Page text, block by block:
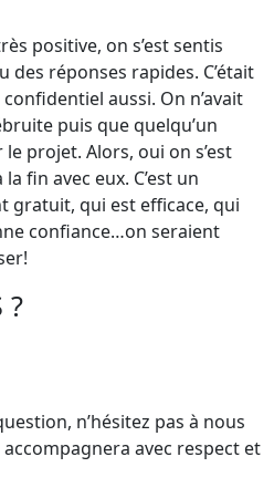
positive, on s’est sentis
des réponses rapides. C’était
aussi. On n’avait
puis que quelqu’un
projet. Alors, oui on s’est
fin avec eux. C’est un
gratuit, qui est efficace, qui
confiance…on seraient
?
n’hésitez pas à nous
avec respect et